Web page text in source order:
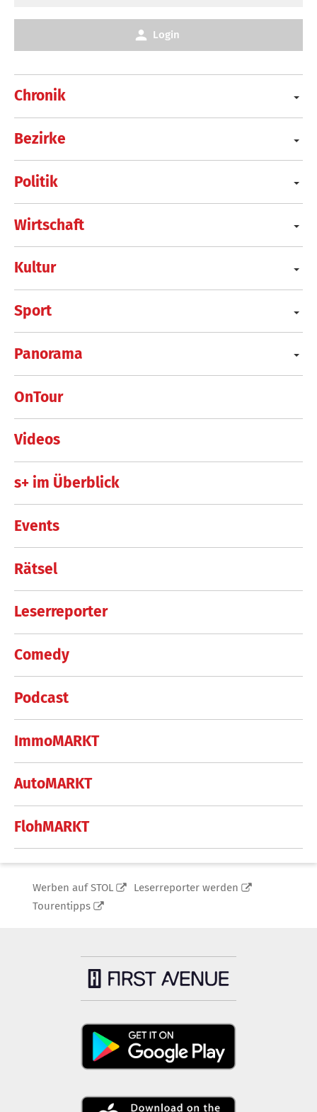
Chronik
Bezirke
Politik
Wirtschaft
Kultur
Sport
Panorama
OnTour
Videos
s+ im Überblick
Events
Rätsel
Leserreporter
Comedy
Podcast
ImmoMARKT
AutoMARKT
FlohMARKT
Login
Werben auf STOL
Leserreporter werden
Tourentipps